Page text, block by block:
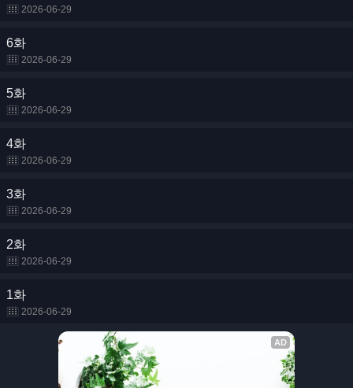
2026-06-29
6화
2026-06-29
5화
2026-06-29
4화
2026-06-29
3화
2026-06-29
2화
2026-06-29
1화
2026-06-29